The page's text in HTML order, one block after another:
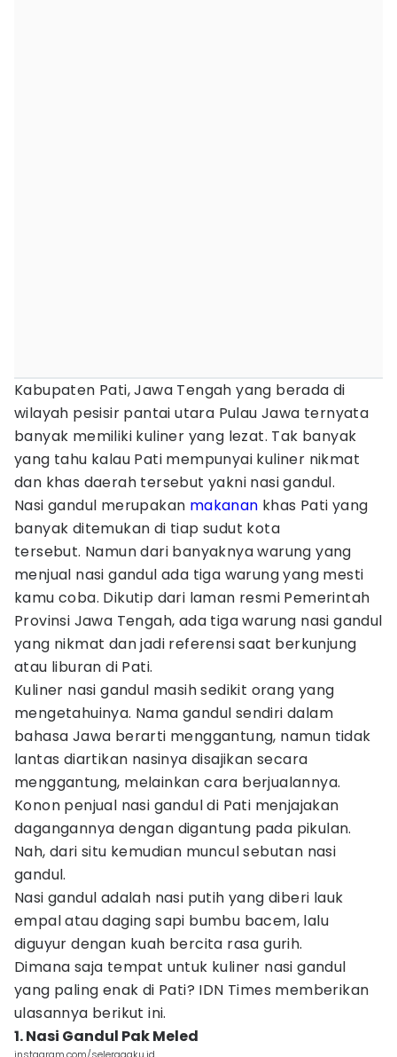
Kabupaten Pati, Jawa Tengah yang berada di
wilayah pesisir pantai utara Pulau Jawa ternyata
banyak memiliki kuliner yang lezat. Tak banyak
yang tahu kalau Pati mempunyai kuliner nikmat
dan khas daerah tersebut yakni nasi gandul.
Nasi gandul merupakan makanan khas Pati yang
banyak ditemukan di tiap sudut kota
tersebut. Namun dari banyaknya warung yang
menjual nasi gandul ada tiga warung yang mesti
kamu coba. Dikutip dari laman resmi Pemerintah
Provinsi Jawa Tengah, ada tiga warung nasi gandul
yang nikmat dan jadi referensi saat berkunjung
atau liburan di Pati.
Kuliner nasi gandul masih sedikit orang yang
mengetahuinya. Nama gandul sendiri dalam
bahasa Jawa berarti menggantung, namun tidak
lantas diartikan nasinya disajikan secara
menggantung, melainkan cara berjualannya.
Konon penjual nasi gandul di Pati menjajakan
dagangannya dengan digantung pada pikulan.
Nah, dari situ kemudian muncul sebutan nasi
gandul.
Nasi gandul adalah nasi putih yang diberi lauk
empal atau daging sapi bumbu bacem, lalu
diguyur dengan kuah bercita rasa gurih.
Dimana saja tempat untuk kuliner nasi gandul
yang paling enak di Pati? IDN Times memberikan
ulasannya berikut ini.
1. Nasi Gandul Pak Meled